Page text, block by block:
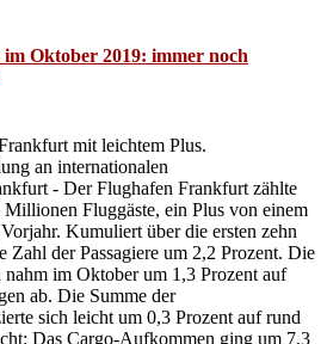
Oktober 2019: immer noch
mit leichtem Plus.
an internationalen
- Der Flughafen Frankfurt zählte
Fluggäste, ein Plus von einem
Kumuliert über die ersten zehn
Zahl der Passagiere um 2,2 Prozent. Die
im Oktober um 1,3 Prozent auf
ab. Die Summe der
sich leicht um 0,3 Prozent auf rund
Das Cargo-Aufkommen ging um 7,3